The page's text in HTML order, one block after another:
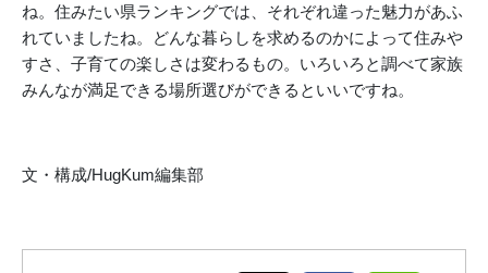
ね。住みたい県ランキングでは、それぞれ違った魅力があふ
れていましたね。どんな暮らしを求めるのかによって住みや
すさ、子育ての楽しさは変わるもの。いろいろと調べて家族
みんなが満足できる場所選びができるといいですね。
文・構成/HugKum編集部